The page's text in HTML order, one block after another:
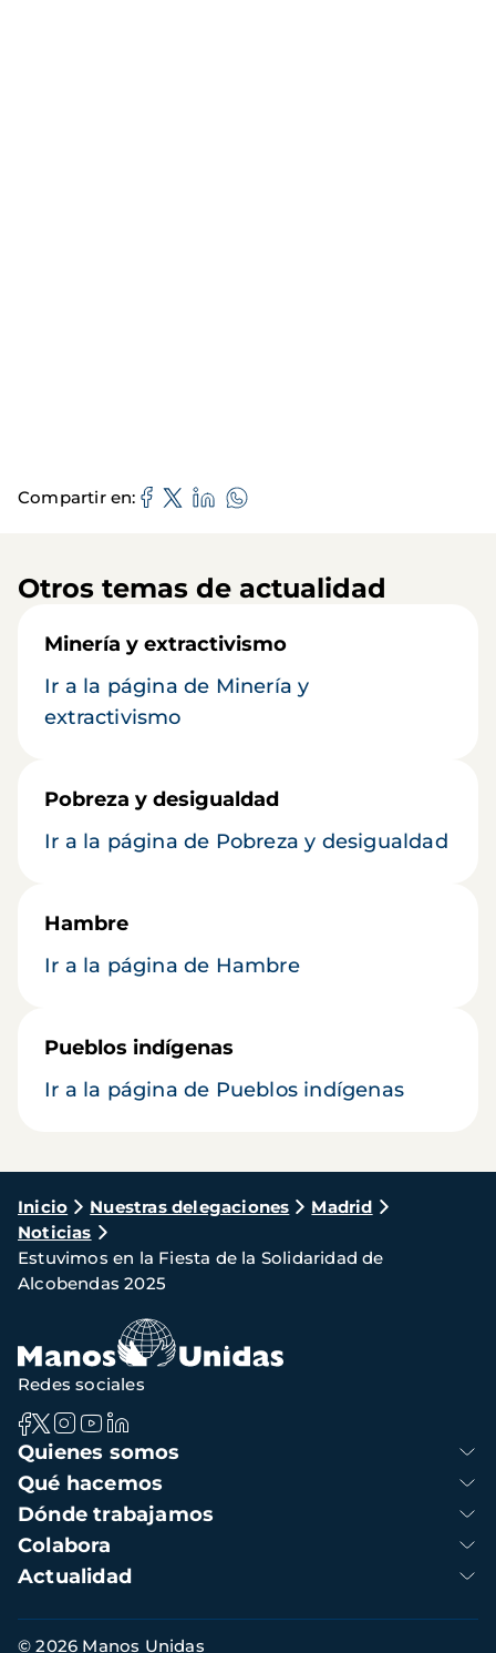
Compartir en
Otros temas de actualidad
Minería y extractivismo
Ir a la página de Minería y
extractivismo
Pobreza y desigualdad
Ir a la página de Pobreza y desigualdad
Hambre
Ir a la página de Hambre
Pueblos indígenas
Ir a la página de Pueblos indígenas
Ruta
de
navegación
Inicio Nuestras delegaciones
Madrid
Noticias
Estuvimos en la Fiesta de la Solidaridad de
Alcobendas 2025
Navegación
principal
Quienes somos
Qué hacemos
Dónde trabajamos
Colabora
Actualidad
Redes sociales
Información
© 2026 Manos Unidas